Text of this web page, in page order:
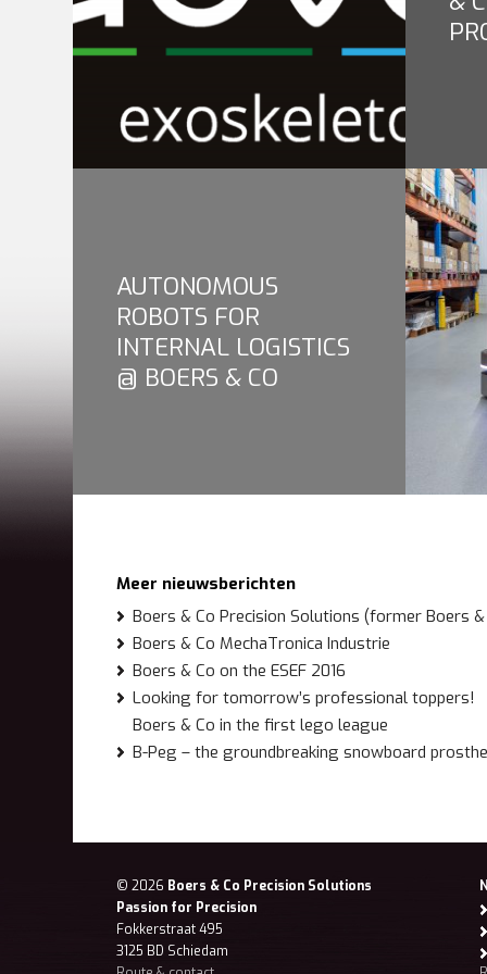
AUTONOMOUS
ROBOTS FOR
INTERNAL LOGISTICS
@ BOERS & CO
Meer nieuwsberichten
Boers & Co Precision Solutions (former Boers
Boers & Co MechaTronica Industrie
Boers & Co on the ESEF 2016
Looking for tomorrow’s professional toppers!
Boers & Co in the first lego league
B-Peg – the groundbreaking snowboard
© 2026 Boers & Co Precision Solutions
Passion for Precision
Fokkerstraat 495
3125 BD Schiedam